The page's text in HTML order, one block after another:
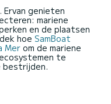
Ervan genieten
mariene
en de plaatsen
hoe SamBoat
Mer om de mariene
te
bestrijden.